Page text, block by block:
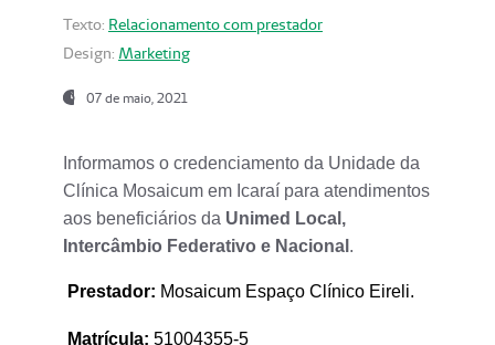
Texto: Relacionamento com prestador
Design: Marketing
07 de maio, 2021
Informamos o credenciamento da Unidade da
Clínica Mosaicum em Icaraí para atendimentos
aos beneficiários da Unimed Local,
Intercâmbio Federativo e Nacional .
Prestador: Mosaicum Espaço Clínico Eireli.
Matrícula: 51004355-5